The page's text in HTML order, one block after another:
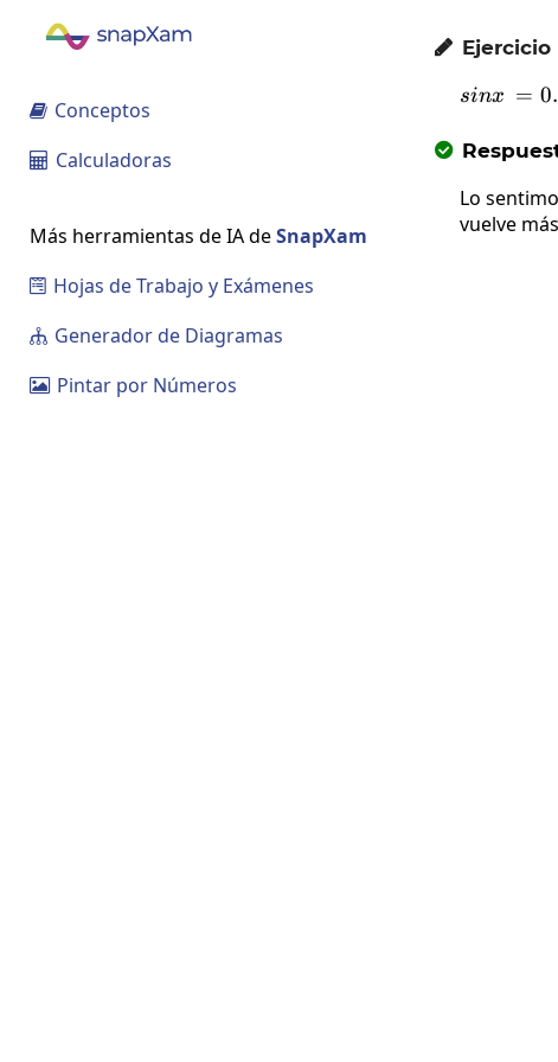
 Conceptos
 Calculadoras
Más herramientas de IA deSnapXam
 Hojas de Trabajo y Exámenes
 Generador de Diagramas
 Pintar por Números
 Ejercicio
sinx =

Lo
vuelve